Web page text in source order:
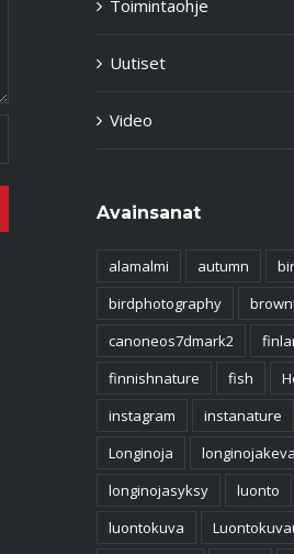
Toimintaohje
Uutiset
Video
Avainsanat
alamalmi autumn
birdphotography
canoneos7dmark2
finnishnature
fish
instagram
instanature
Longinoja
longinojasyksy
luonto
luontokuva